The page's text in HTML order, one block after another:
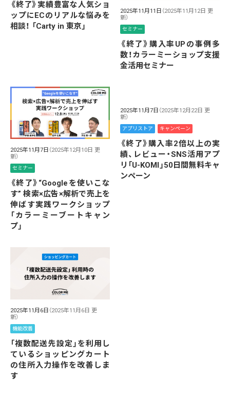
《終了》実績豊富な人気ショ
ップにECのリアルな悩みを
相談！ 「Carty in 東京」
2025年11月11日 （2025年11月12日 更
新）
セミナー
《終了》購入率UPの事例多
数！カラーミーショップ支援
金活用セミナー
2025年11月7日 （2025年12月10日 更
新）
セミナー
《終了》“Googleを使いこな
す” 検索×広告×解析で売上を
伸ばす実践ワークショップ
「カラーミーブートキャン
プ」
2025年11月7日 （2025年12月22日 更
新）
アプリストア キャンペーン
《終了》購入率2倍以上の実
績、レビュー・SNS活用アプ
リ「U-KOMI」50日間無料キャ
ンペーン
2025年11月6日 （2025年11月6日 更
新）
機能改善
「複数配送先設定」を利用し
ているショッピングカート
の住所入力操作を改善しま
す